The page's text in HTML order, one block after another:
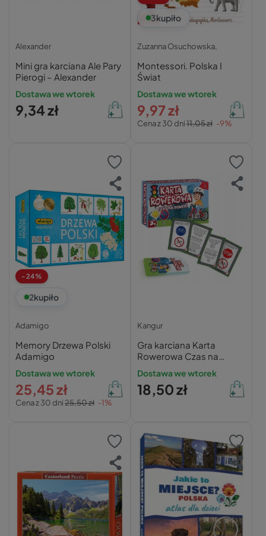
Alexander
Mini gra karciana Ale Pary
Pierogi – Alexander
Dostawa we wtorek
9,34 zł
3kupiło
Zuzanna Osuchowska,
Montessori. Polska I
Świat
Dostawa we wtorek
Cena z 30 dni11,05 zł -9%
9,97 zł
-24%
2kupiło
Adamigo
Memory Drzewa Polski
Adamigo
Dostawa we wtorek
Cena z 30 dni25,50 zł -1%
25,45 zł
Kangur
Gra karciana Karta
Rowerowa Czas na
Rower! – Kangur
Dostawa we wtorek
18,50 zł